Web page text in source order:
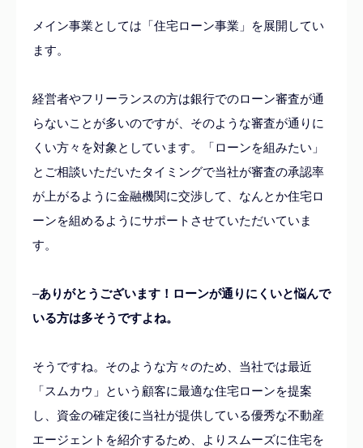
メイン事業としては「住宅ローン事業」を展開してい
ます。
経営者やフリーランスの方は銀行でのローン審査が通
らないことが多いのですが、そのような審査が通りに
くい方々を対象としています。「ローンを組みたい」
とご相談いただいたタイミングで当社が審査の承認率
が上がるように金融機関に交渉して、なんとか住宅ロ
ーンを組めるようにサポートさせていただいていま
す。
–ありがとうございます！ローンが通りにくいと悩んで
いる方は多そうですよね。
そうですね。そのような方々のため、当社では最近
「スムカウ」という顧客に最適な住宅ローンを提案
し、資金の確定後に当社が提供している優秀な不動産
エージェントを紹介するため、よりスムーズに住宅を